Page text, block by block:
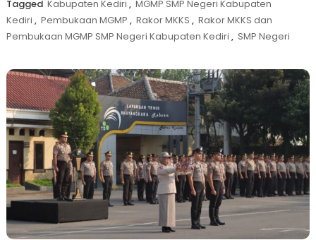
Tagged Kabupaten Kediri , MGMP SMP Negeri Kabupaten
Kediri , Pembukaan MGMP , Rakor MKKS , Rakor MKKS dan
Pembukaan MGMP SMP Negeri Kabupaten Kediri , SMP Negeri